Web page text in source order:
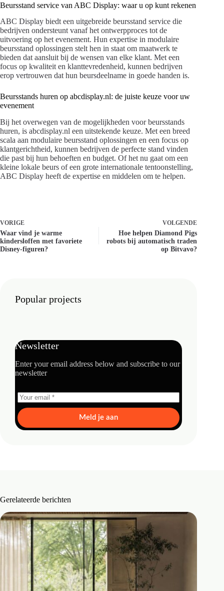
Beursstand service van ABC Display: waar u op kunt rekenen
ABC Display biedt een uitgebreide beursstand service die
bedrijven ondersteunt vanaf het ontwerpproces tot de
uitvoering op het evenement. Hun expertise in modulaire
beursstand oplossingen stelt hen in staat om maatwerk te
bieden dat aansluit bij de wensen van elke klant. Met een
focus op kwaliteit en klanttevredenheid, kunnen bedrijven
erop vertrouwen dat hun beursdeelname in goede handen is.
Beursstands huren op abcdisplay.nl: de juiste keuze voor uw
evenement
Bij het overwegen van de mogelijkheden voor beursstands
huren, is abcdisplay.nl een uitstekende keuze. Met een breed
scala aan modulaire beursstand oplossingen en een focus op
klantgerichtheid, kunnen bedrijven de perfecte stand vinden
die past bij hun behoeften en budget. Of het nu gaat om een
kleine lokale beurs of een grote internationale tentoonstelling,
ABC Display heeft de expertise en middelen om te helpen.
VORIGE
Waar vind je warme
kindersloffen met favoriete
Disney-figuren?
VOLGENDE
Hoe helpen Diamond Pigs
robots bij automatisch traden
op Bitvavo?
Popular projects
Newsletter
Enter your email address below and subscribe to our
newsletter
Meld je aan
Gerelateerde berichten